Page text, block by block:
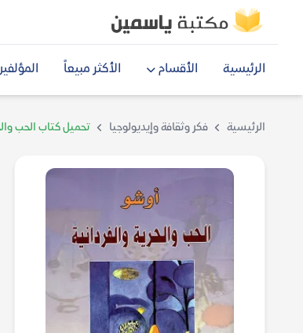
الرئيسية الأقسام الأكثر مبيعاً
الرئيسية فكر وثقافة وإيديولوجيا تحميل كتاب الحب